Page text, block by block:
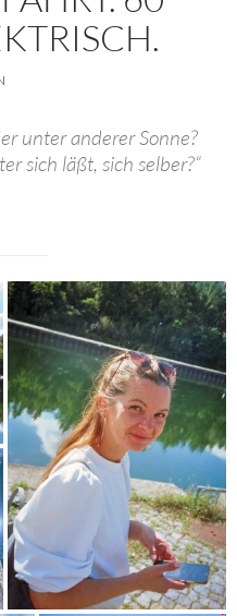
unter anderer Sonne?
sich läßt, sich selber?“